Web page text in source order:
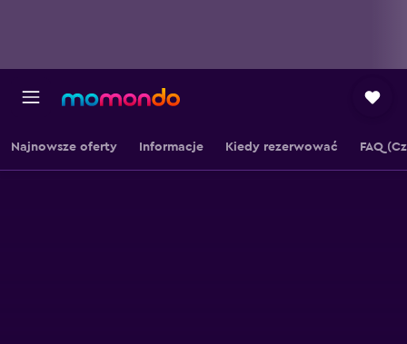
Najnowsze oferty Informacje Kiedy rezerwować FAQ